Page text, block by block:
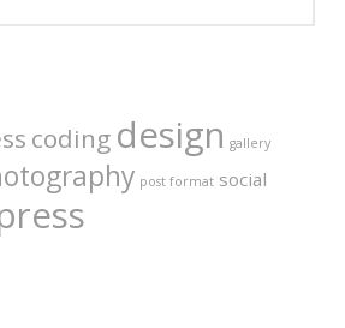
coding design gallery
post format social